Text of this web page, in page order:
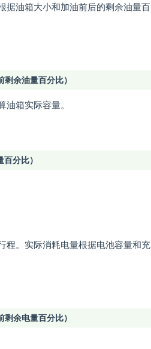
据油箱大小和加油前后的剩余油量百
余油量百分比）
箱实际容量。
分比）
程。实际消耗电量根据电池容量和充
余电量百分比）